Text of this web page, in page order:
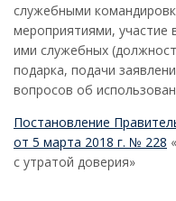
служебными
мероприятиями, участие
ими служебных
подарка, подачи
вопросов об
Постановление
от 5 марта 2018 г. № 228
с утратой доверия»